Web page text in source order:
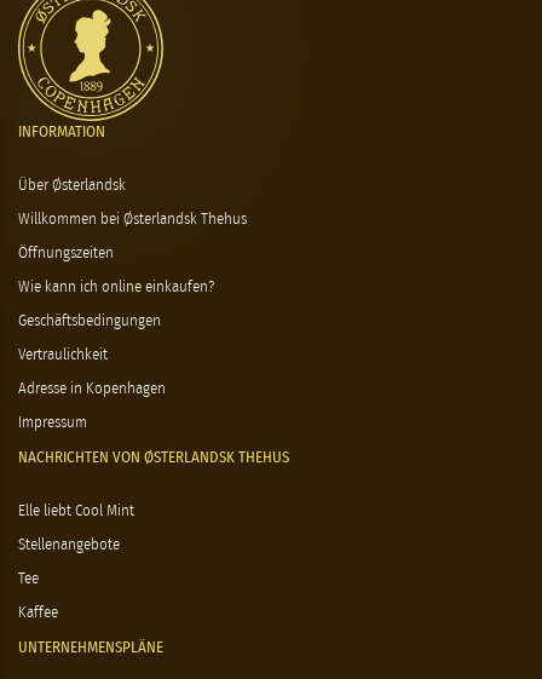
INFORMATION
Über Østerlandsk
Willkommen bei Østerlandsk Thehus
Öffnungszeiten
Wie kann ich online einkaufen?
Geschäftsbedingungen
Vertraulichkeit
Adresse in Kopenhagen
Impressum
NACHRICHTEN VON ØSTERLANDSK THEHUS
Elle liebt Cool Mint
Stellenangebote
Tee
Kaffee
UNTERNEHMENSPLÄNE